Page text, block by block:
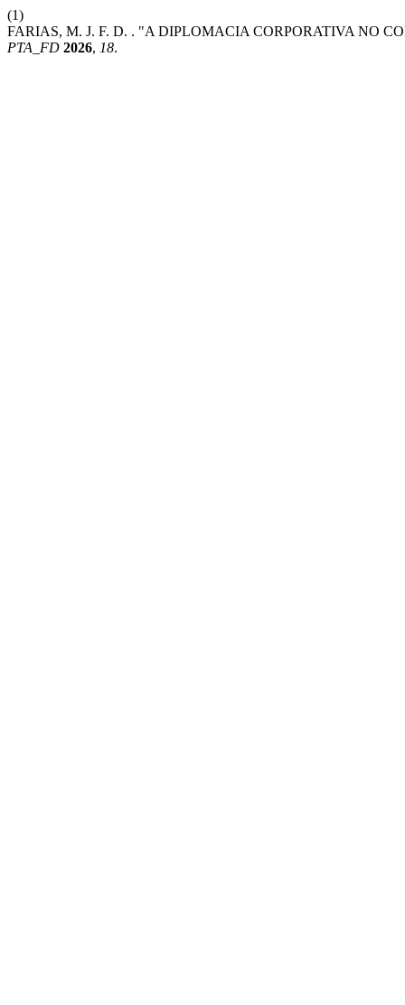
(1)
FARIAS, M. J. F. D. . "A DIPLOMACIA CORPORATIVA NO
PTA_FD 2026, 18.